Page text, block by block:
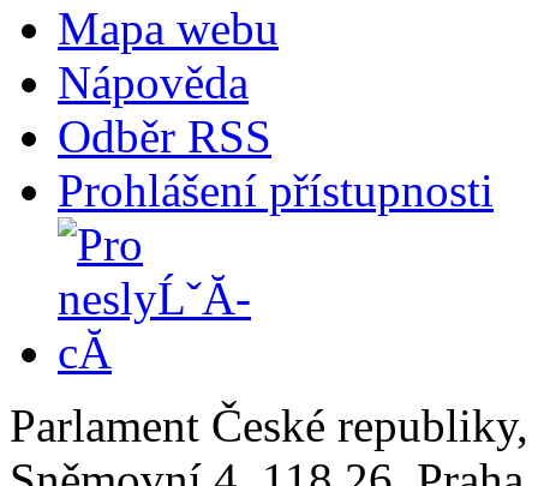
Mapa webu
Nápověda
Odběr RSS
Prohlášení přístupnosti
Parlament České